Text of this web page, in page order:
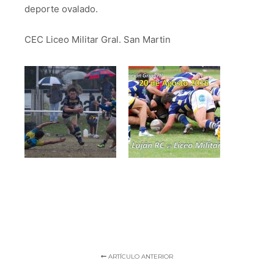
deporte ovalado.
CEC Liceo Militar Gral. San Martin
ARTÍCULO ANTERIOR